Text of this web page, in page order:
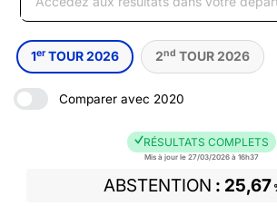
1er TOUR 2026 2nd TOUR 2026
Comparer avec 2020
RÉSULTATS COMPLETS
Mis à jour le 27/03/2026 à 16h37
ABSTENTION 25,67